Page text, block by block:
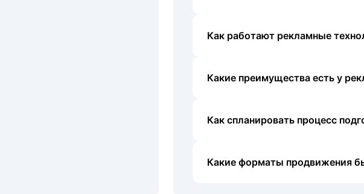
Как работают рекламные
Какие преимущества есть у
Как спланировать процесс
Какие форматы продвижения